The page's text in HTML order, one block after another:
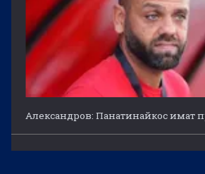
Александров: Панатинайкос имат